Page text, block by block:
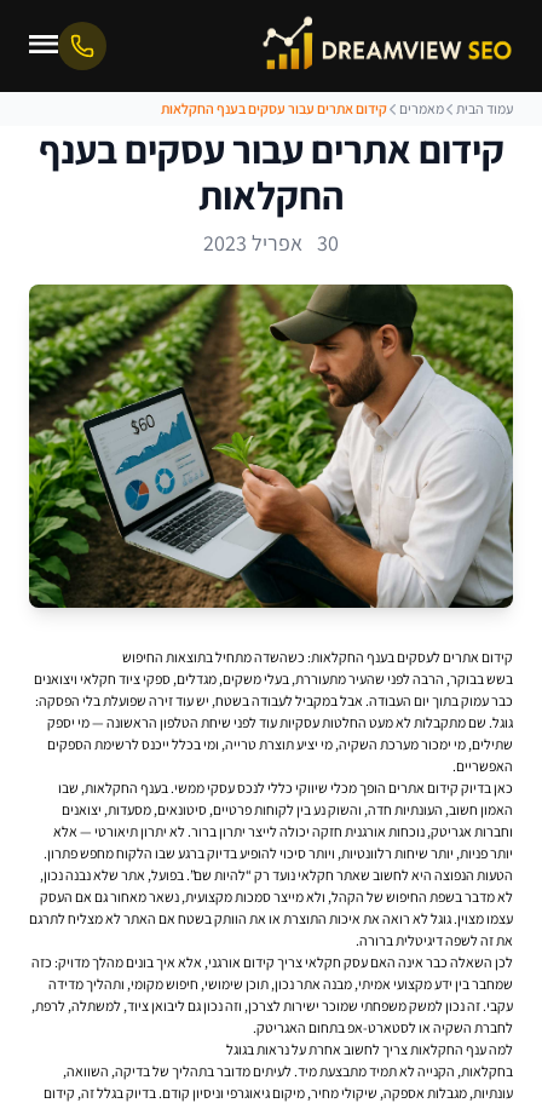
עמוד הבית מאמרים קידום אתרים עבור עסקים בענף החקלאות
קידום אתרים עבור עסקים בענף
החקלאות
30 אפריל 2023
קידום אתרים לעסקים בענף החקלאות: כשהשדה מתחיל בתוצאות החיפוש
בשש בבוקר, הרבה לפני שהעיר מתעוררת, בעלי משקים, מגדלים, ספקי ציוד חקלאי ויצואנים
כבר עמוק בתוך יום העבודה. אבל במקביל לעבודה בשטח, יש עוד זירה שפועלת בלי הפסקה:
גוגל. שם מתקבלות לא מעט החלטות עסקיות עוד לפני שיחת הטלפון הראשונה — מי יספק
שתילים, מי ימכור מערכת השקיה, מי יציע תוצרת טרייה, ומי בכלל ייכנס לרשימת הספקים
האפשריים.
כאן בדיוק קידום אתרים הופך מכלי שיווקי כללי לנכס עסקי ממשי. בענף החקלאות, שבו
האמון חשוב, העונתיות חדה, והשוק נע בין לקוחות פרטיים, סיטונאים, מסעדות, יצואנים
וחברות אגריטק, נוכחות אורגנית חזקה יכולה לייצר יתרון ברור. לא יתרון תיאורטי — אלא
יותר פניות, יותר שיחות רלוונטיות, ויותר סיכוי להופיע בדיוק ברגע שבו הלקוח מחפש פתרון.
הטעות הנפוצה היא לחשוב שאתר חקלאי נועד רק “להיות שם”. בפועל, אתר שלא נבנה נכון,
לא מדבר בשפת החיפוש של הקהל, ולא מייצר סמכות מקצועית, נשאר מאחור גם אם העסק
עצמו מצוין. גוגל לא רואה את איכות התוצרת או את הוותק בשטח אם האתר לא מצליח לתרגם
את זה לשפה דיגיטלית ברורה.
לכן השאלה כבר אינה האם עסק חקלאי צריך קידום אורגני, אלא איך בונים מהלך מדויק: כזה
שמחבר בין ידע מקצועי אמיתי, מבנה אתר נכון, תוכן שימושי, חיפוש מקומי, ותהליך מדידה
עקבי. זה נכון למשק משפחתי שמוכר ישירות לצרכן, וזה נכון גם ליבואן ציוד, למשתלה, לרפת,
לחברת השקיה או לסטארט-אפ בתחום האגריטק.
למה ענף החקלאות צריך לחשוב אחרת על נראות בגוגל
בחקלאות, הקנייה לא תמיד מתבצעת מיד. לעיתים מדובר בתהליך של בדיקה, השוואה,
עונתיות, מגבלות אספקה, שיקולי מחיר, מיקום גיאוגרפי וניסיון קודם. בדיוק בגלל זה, קידום